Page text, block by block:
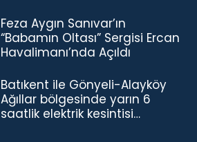
Feza Aygın Sanıvar’ın
“Babamın Oltası” Sergisi Ercan
Havalimanı’nda Açıldı
Batıkent ile Gönyeli-Alayköy
Ağıllar bölgesinde yarın 6
saatlik elektrik kesintisi…